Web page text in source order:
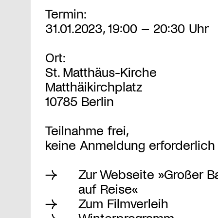
Termin:
31.01.2023, 19:00 – 20:30 Uhr
Ort:
St. Matthäus-Kirche
Matthäikirchplatz
10785 Berlin
Teilnahme frei,
keine Anmeldung erforderlich
Zur Webseite »Großer
auf Reise«
Zum Filmverleih